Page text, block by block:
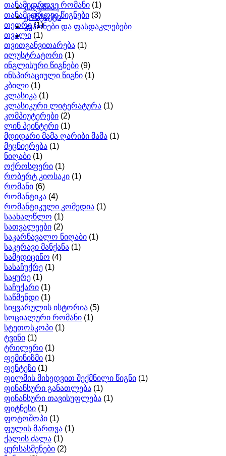
თანამედროვე რომანი (1)
თანამედროვე წიგნები (3)
თეთრი (1)
თვალი (1)
თვითგანვითარება (1)
ილუსტრატორი (1)
ინგლისური წიგნები (9)
ინსპირაციული წიგნი (1)
კბილი (1)
კლასიკა (1)
კლასიკური ლიტერატურა (1)
კომპიუტერები (2)
ლინ პეინტერი (1)
მდიდარი მამა ღარიბი მამა (1)
მეცნიერება (1)
ნიღაბი (1)
ოქროსფერი (1)
რობერტ კიოსაკი (1)
რომანი (6)
რომანტიკა (4)
რომანტიკული კომედია (1)
საახალწლო (1)
სათვალეები (2)
საკარნავალო ნიღაბი (1)
საკერავი მანქანა (1)
სამედიცინო (4)
სასაჩუქრე (1)
საყურე (1)
საჩუქარი (1)
საწმენდი (1)
სიყვარულის ისტორია (5)
სოციალური რომანი (1)
სტეთოსკოპი (1)
ტვინი (1)
ტრილერი (1)
ფემინიზმი (1)
ფენტეზი (1)
ფილმის მიხედვით შექმნილი წიგნი (1)
ფინანსური განათლება (1)
ფინანსური თავისუფლება (1)
ფიტნესი (1)
ფოტოშოპი (1)
ფულის მართვა (1)
ქალის ძალა (1)
ყურსასმენები (2)
მაღაზია |
კონტაქტი
კუპონები და ფასდაკლებები